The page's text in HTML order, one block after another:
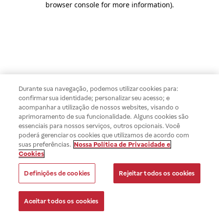
browser console for more information).
Durante sua navegação, podemos utilizar cookies para:
confirmar sua identidade; personalizar seu acesso; e
acompanhar a utilização de nossos websites, visando o
aprimoramento de sua funcionalidade. Alguns cookies são
essenciais para nossos serviços, outros opcionais. Você
poderá gerenciar os cookies que utilizamos de acordo com
suas preferências. Nossa Política de Privacidade e
Cookies
Definições de cookies Rejeitar todos os cookies
Aceitar todos os cookies